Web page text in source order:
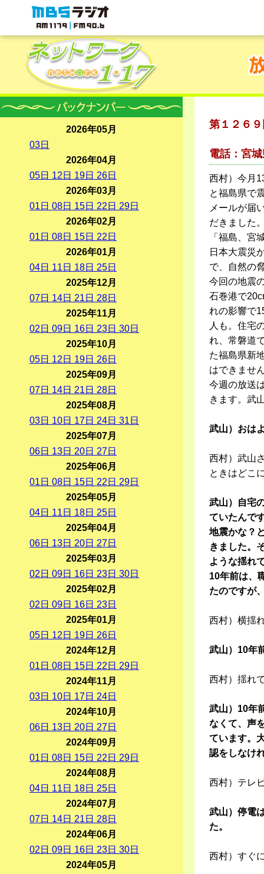
MBSラジオ 1179|FM90.6
第１２６
電話：宮
西村）今月
と福島県で
メールが届
だきました
「福島、宮
日本大震災
で、自然の
今回の地震
石巻港で
れの影響で
人も。住宅
れ、常磐道
た福島県新
はできませ
今週の放送
きます。武
武山）おは
西村）武山
ときはどこ
武山）自宅
ていたんで
地震かな？
きました。
ような揺れ
10年前は、
たのですが
西村）横揺
武山）10年
西村）揺れ
武山）10年
なくて、声
ています。
認をしなけ
西村）テレ
武山）停電
た。
西村）すぐ
2026年05月
03日
2026年04月
05日 12 日 19日 26日
2026年03月
01 日 08日 15日 22 日 29日
2026年02月
01 日 08日 15日 22 日
2026年01月
04日 11 日 18日 25日
2025年12月
07日 14日 21 日 28日
2025年11月
02 日 09日 16日 23日 30日
2025年10月
05日 12 日 19日 26日
2025年09月
07日 14日 21 日 28日
2025年08月
03日 10日 17日 24日 31 日
2025年07月
06日 13日 20日 27日
2025年06月
01 日 08日 15日 22 日 29日
2025年05月
04日 11 日 18日 25日
2025年04月
06日 13日 20日 27日
2025年03月
02 日 09日 16日 23日 30日
2025年02月
02 日 09日 16日 23日
2025年01月
05日 12 日 19日 26日
2024年12月
01 日 08日 15日 22 日 29日
2024年11月
03日 10日 17日 24日
2024年10月
06日 13日 20日 27日
2024年09月
01 日 08日 15日 22 日 29日
2024年08月
04日 11 日 18日 25日
2024年07月
07日 14日 21 日 28日
2024年06月
02 日 09日 16日 23日 30日
2024年05月